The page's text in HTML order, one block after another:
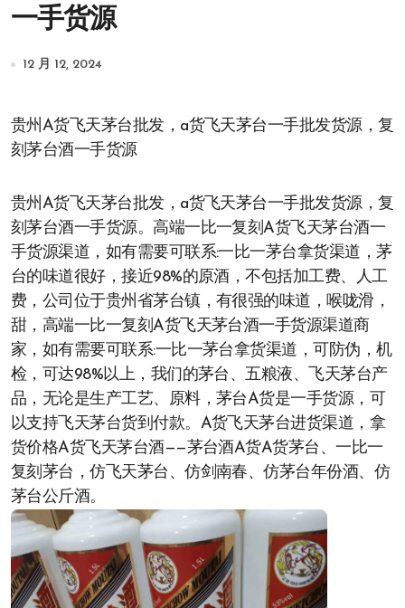
一手货源
12 月 12, 2024
贵州A货飞天茅台批发，a货飞天茅台一手批发货源，复
刻茅台酒一手货源
贵州A货飞天茅台批发，a货飞天茅台一手批发货源，复
刻茅台酒一手货源。高端一比一复刻A货飞天茅台酒一
手货源渠道，如有需要可联系:一比一茅台拿货渠道，茅
台的味道很好，接近98%的原酒，不包括加工费、人工
费，公司位于贵州省茅台镇，有很强的味道，喉咙滑，
甜，高端一比一复刻A货飞天茅台酒一手货源渠道商
家，如有需要可联系:一比一茅台拿货渠道，可防伪，机
检，可达98%以上，我们的茅台、五粮液、飞天茅台产
品，无论是生产工艺、原料，茅台A货是一手货源，可
以支持飞天茅台货到付款。A货飞天茅台进货渠道，拿
货价格A货飞天茅台酒——茅台酒A货A货茅台、一比一
复刻茅台，仿飞天茅台、仿剑南春、仿茅台年份酒、仿
茅台公斤酒。